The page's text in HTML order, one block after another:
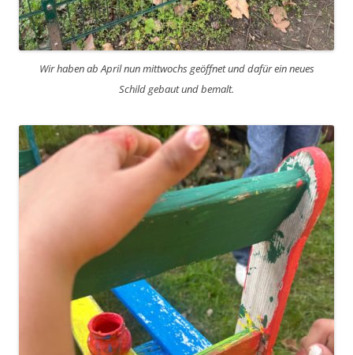
Wir haben ab April nun mittwochs geöffnet und dafür ein neues
Schild gebaut und bemalt.